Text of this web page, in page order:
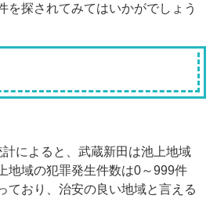
を探されてみてはいかがでしょう
によると、武蔵新田は池上地域
地域の犯罪発生件数は0～999件
ており、治安の良い地域と言える